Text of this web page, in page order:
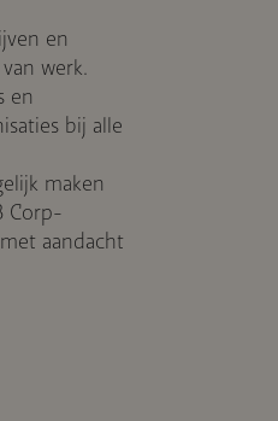
en
werk.
en
bij alle
maken
Corp-
aandacht